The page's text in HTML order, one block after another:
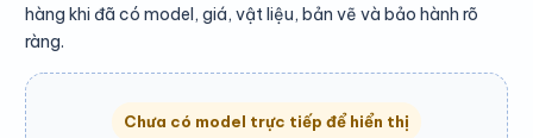
hàng khi đã có model, giá, vật liệu, bản vẽ và bảo hành rõ
ràng.
Chưa có model trực tiếp để hiển thị